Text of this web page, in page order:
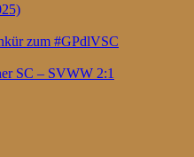
zum #GPdlVSC
SC – SVWW 2:1